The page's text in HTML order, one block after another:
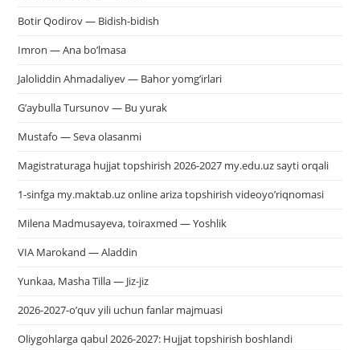
Botir Qodirov — Bidish-bidish
Imron — Ana bo’lmasa
Jaloliddin Ahmadaliyev — Bahor yomg’irlari
G’aybulla Tursunov — Bu yurak
Mustafo — Seva olasanmi
Magistraturaga hujjat topshirish 2026-2027 my.edu.uz sayti orqali
1-sinfga my.maktab.uz online ariza topshirish videoyo’riqnomasi
Milena Madmusayeva, toiraxmed — Yoshlik
VIA Marokand — Aladdin
Yunkaa, Masha Tilla — Jiz-jiz
2026-2027-o’quv yili uchun fanlar majmuasi
Oliygohlarga qabul 2026-2027: Hujjat topshirish boshlandi